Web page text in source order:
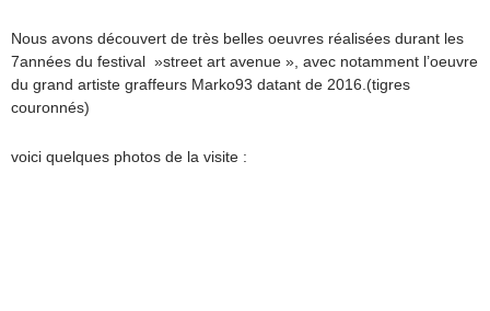
Nous avons découvert de très belles oeuvres réalisées durant les
7années du festival »street art avenue », avec notamment l’oeuvre
du grand artiste graffeurs Marko93 datant de 2016.(tigres
couronnés)
voici quelques photos de la visite :